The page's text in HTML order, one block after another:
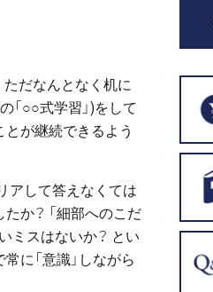
ただなんとなく机に
「○○式学習」)をして
とが継続できるよう
アして答えなくては
たか？ 「細部へのこだ
ミスはないか？ とい
に「意識」しながら